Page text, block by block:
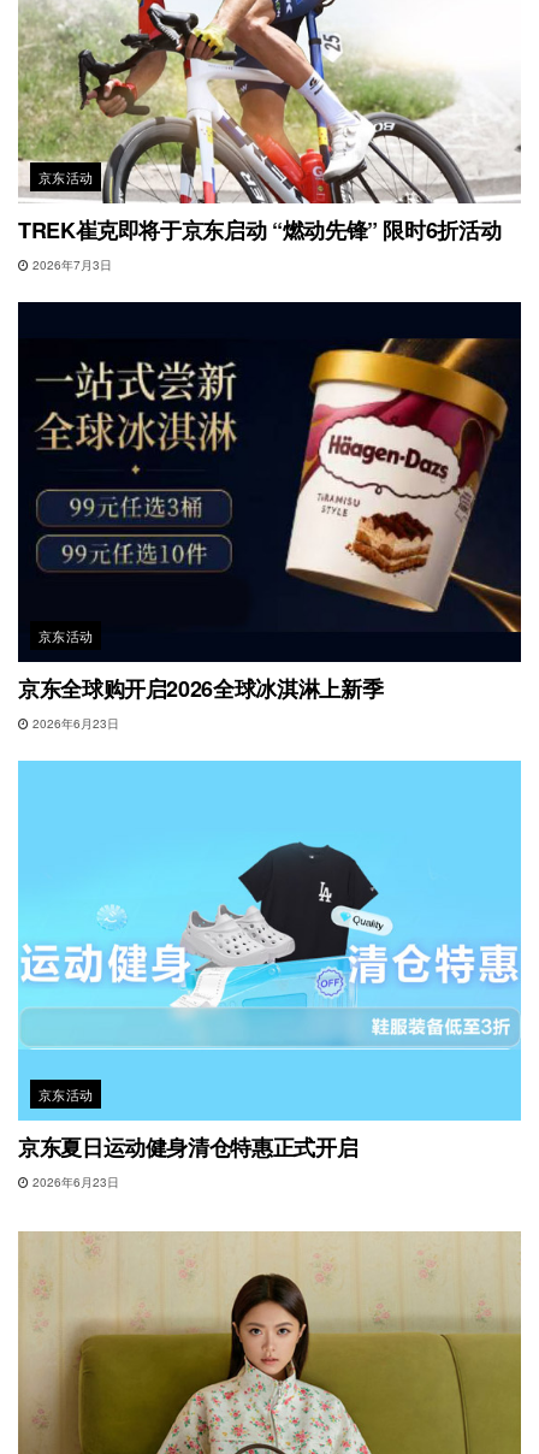
京东活动
TREK崔克即将于京东启动 “燃动先锋” 限时6折活动
2026年7月3日
京东活动
京东全球购开启2026全球冰淇淋上新季
2026年6月23日
京东活动
京东夏日运动健身清仓特惠正式开启
2026年6月23日